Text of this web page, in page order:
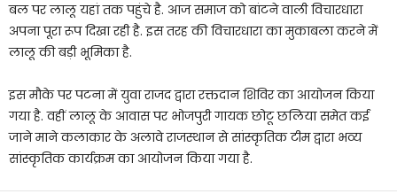
बल पर लालू यहां तक पहुंचे है. आज समाज को बांटने वाली विचारधारा
अपना पूरा रूप दिखा रही है. इस तरह की विचारधारा का मुकाबला करने में
लालू की बड़ी भूमिका है.
इस मौके पर पटना में युवा राजद द्वारा रक्तदान शिविर का आयोजन किया
गया है. वहीं लालू के आवास पर भोजपुरी गायक छोटू छलिया समेत कई
जाने माने कलाकार के अलावे राजस्थान से सांस्कृतिक टीम द्वारा भव्य
सांस्कृतिक कार्यक्रम का आयोजन किया गया है.